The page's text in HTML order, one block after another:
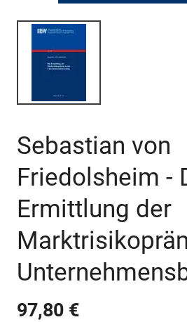
Sebastian von
Friedolsheim -
Ermittlung der
97,80 €